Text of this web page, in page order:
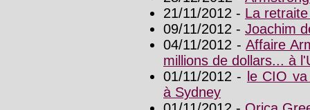
21/11/2012 - La
09/11/2012 - Joachim
04/11/2012 -Affaire
millions de dollars... à
01/11/2012 - le CIO
à Sydney